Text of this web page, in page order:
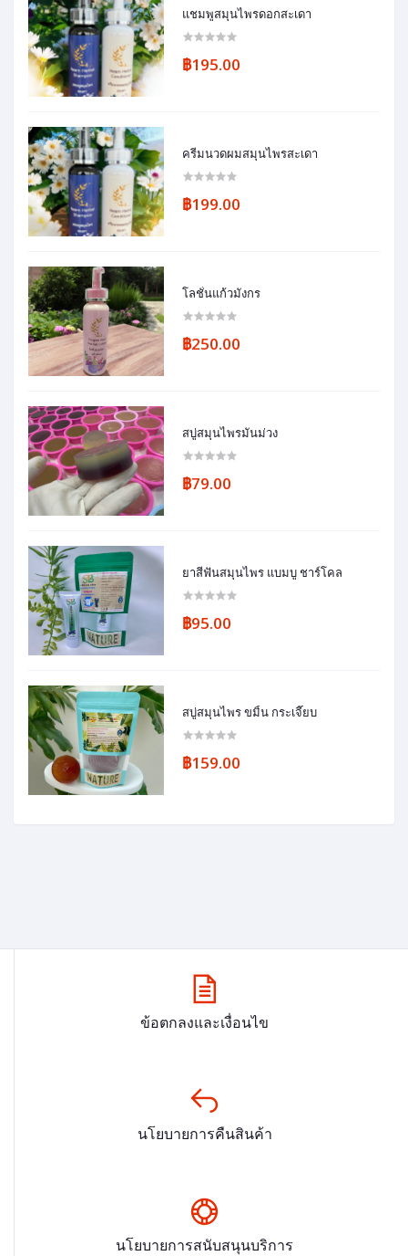
แชมพูสมุนไพรดอกสะเดา
฿195.00
ครีมนวดผมสมุนไพรสะเดา
฿199.00
โลชั่นแก้วมังกร
฿250.00
สบู่สมุนไพรมันม่วง
฿79.00
ยาสีฟันสมุนไพร แบมบู ชาร์โคล
฿95.00
สบู่สมุนไพร ขมิ้น กระเจี๊ยบ
฿159.00
ข้อตกลงและเงื่อนไข
นโยบายการคืนสินค้า
นโยบายการสนับสนุนบริการ